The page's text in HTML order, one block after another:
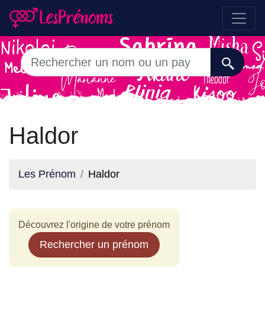
Haldor
Les Prénom Haldor
Découvrez l'origine de votre prénom
Rechercher un prénom